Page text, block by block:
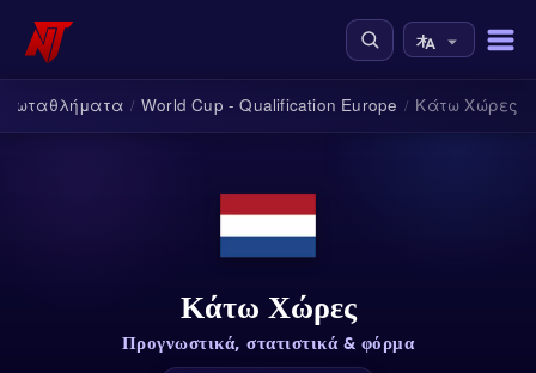
/ World Cup - Qualification Europe / Κάτω Χώρες
Κάτω Χώρες
Προγνωστικά, στατιστικά & φόρμα